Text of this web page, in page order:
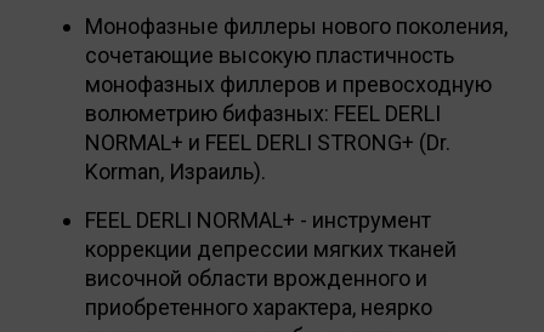
Монофазные филлеры нового поколения,
сочетающие высокую пластичность
монофазных филлеров и превосходную
волюметрию бифазных: FEEL DERLI
NORMAL+ и FEEL DERLI STRONG+ (Dr.
Korman, Израиль).
FEEL DERLI NORMAL+ - инструмент
коррекции депрессии мягких тканей
височной области врожденного и
приобретенного характера, неярко